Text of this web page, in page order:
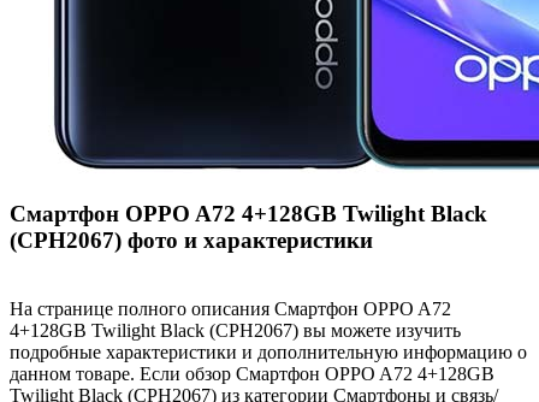
Смартфон OPPO A72 4+128GB Twilight Black
(CPH2067) фото и характеристики
На странице полного описания Смартфон OPPO A72
4+128GB Twilight Black (CPH2067) вы можете изучить
подробные характеристики и дополнительную информацию о
данном товаре. Если обзор Смартфон OPPO A72 4+128GB
Twilight Black (CPH2067) из категории Смартфоны и связь/